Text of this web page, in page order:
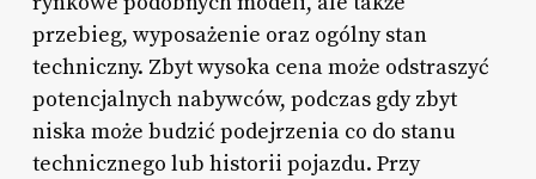
przebieg, wyposażenie oraz ogólny stan
techniczny. Zbyt wysoka cena może odstraszyć
potencjalnych nabywców, podczas gdy zbyt
niska może budzić podejrzenia co do stanu
technicznego lub historii pojazdu. Przy